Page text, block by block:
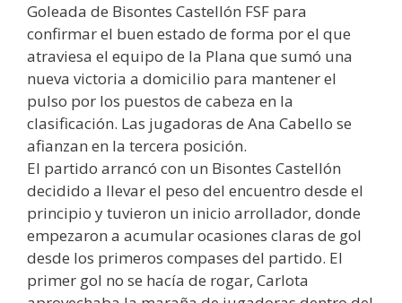
Goleada de Bisontes Castellón FSF para
confirmar el buen estado de forma por el que
atraviesa el equipo de la Plana que sumó una
nueva victoria a domicilio para mantener el
pulso por los puestos de cabeza en la
clasificación. Las jugadoras de Ana Cabello se
afianzan en la tercera posición.
El partido arrancó con un Bisontes Castellón
decidido a llevar el peso del encuentro desde el
principio y tuvieron un inicio arrollador, donde
empezaron a acumular ocasiones claras de gol
desde los primeros compases del partido. El
primer gol no se hacía de rogar, Carlota